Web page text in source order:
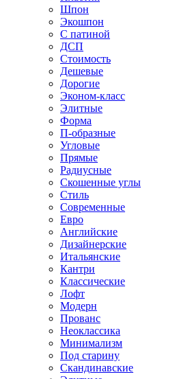
Шпон
Экошпон
С патиной
ДСП
Стоимость
Дешевые
Дорогие
Эконом-класс
Элитные
Форма
П-образные
Угловые
Прямые
Радиусные
Скошенные углы
Стиль
Современные
Евро
Английские
Дизайнерские
Итальянские
Кантри
Классические
Лофт
Модерн
Прованс
Неоклассика
Минимализм
Под старину
Скандинавские